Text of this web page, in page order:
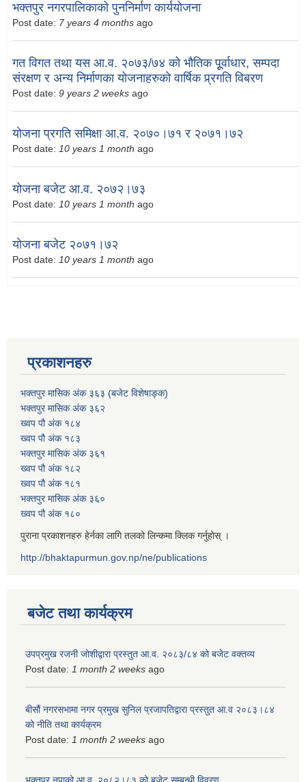
भक्तपुर नगरपालिकाको पुननिर्माण कार्ययोजना
Post date: 7 years 4 months ago
गत विगत तथा यस आ.व. २०७३/७४ को भौतिक पूूर्वाधार, सम्पदा
संरक्षण र अन्य निर्माणका योजनाहरुको वार्षिक प्र्रगति विबरण
Post date: 9 years 2 weeks ago
योजना प्रगति समिक्षा आ.व. २०७०।७१ र २०७१।७२
Post date: 10 years 1 month ago
योजना बजेट आ.व. २०७२।७३
Post date: 10 years 1 month ago
योजना बजेट २०७१।७२
Post date: 10 years 1 month ago
प्रकाशनहरु
भक्तपुर मासिक अंक ३६३ (बजेट विशेषाङ्क)
भक्तपुर मासिक अंक ३६२
ख्वप पौ अंक १८४
ख्वप पौ अंक १८३
भक्तपुर मासिक अंक ३६१
ख्वप पौ अंक १८२
ख्वप पौ अंक १८१
भक्तपुर मासिक अंक ३६०
ख्वप पौ अंक १८०
पुराना प्रकाशनहरु हेर्नका लागि तलको लिन्कमा क्लिक गर्नुहोस् ।
http://bhaktapurmun.gov.np/ne/publications
बजेट तथा कार्यक्रम
उपप्रमुख रजनी जोशीद्वारा प्रस्तुत आ.व. २०८३/८४ को बजेट वक्तव्य
Post date: 1 month 2 weeks ago
बीसौं नगरसभामा नगर प्रमुख सुनिल प्रजापतिद्वारा प्रस्तुत आ.व‍ २०८३।८४
को नीति तथा कार्यक्रम
Post date: 1 month 2 weeks ago